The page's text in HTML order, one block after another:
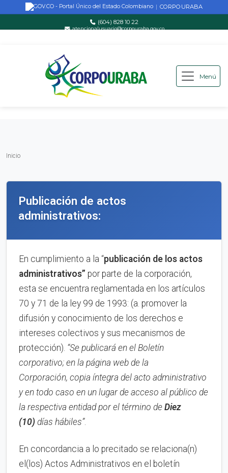
Saltar al contenido principal
| CORPOURABA
(604) 828 10 22
atencionalusuario@corpouraba.gov.co
Menú
Inicio
Publicación de actos
administrativos:
En cumplimiento a la “publicación de los actos
administrativos” por parte de la corporación,
esta se encuentra reglamentada en los artículos
70 y 71 de la ley 99 de 1993: (a. promover la
difusión y conocimiento de los derechos e
intereses colectivos y sus mecanismos de
protección). “Se publicará en el Boletín
corporativo; en la página web de la
Corporación, copia íntegra del acto administrativo
y en todo caso en un lugar de acceso al público de
la respectiva entidad por el término de Diez
(10) días hábiles”.
En concordancia a lo precitado se relaciona(n)
el(los) Actos Administrativos en el boletín